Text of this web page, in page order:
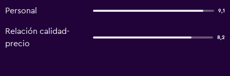
Personal 9,1
Relación calidad-
precio
8,2